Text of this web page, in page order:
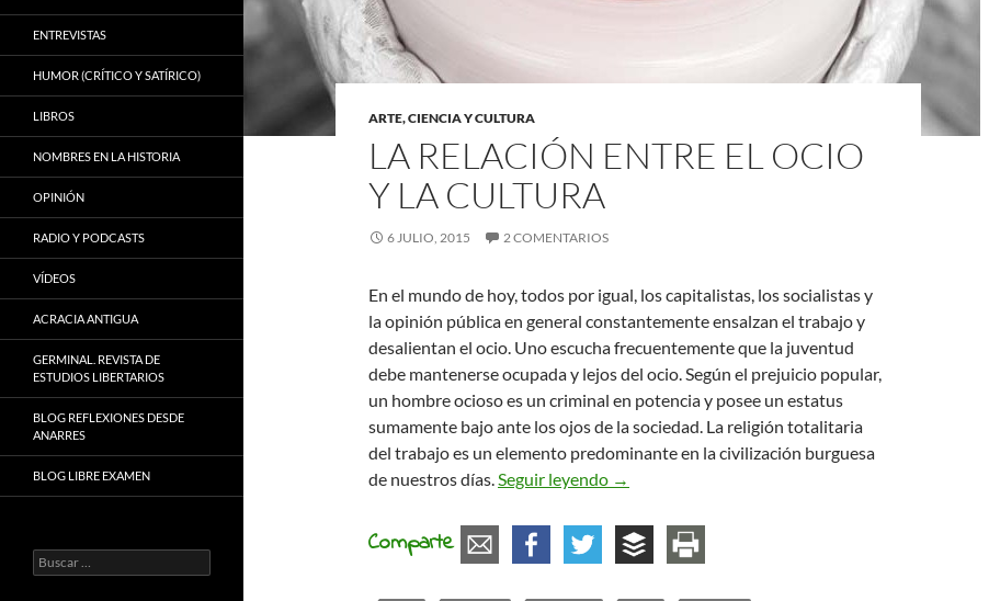
ARTE, CIENCIA Y CULTURA
LA RELACIÓN ENTRE EL OCIO
Y LA CULTURA
6 JULIO, 2015 2 COMENTARIOS
En el mundo de hoy, todos por igual, los capitalistas, los socialistas y
la opinión pública en general constantemente ensalzan el trabajo y
desalientan el ocio. Uno escucha frecuentemente que la juventud
debe mantenerse ocupada y lejos del ocio. Según el prejuicio popular,
un hombre ocioso es un criminal en potencia y posee un estatus
sumamente bajo ante los ojos de la sociedad. La religión totalitaria
del trabajo es un elemento predominante en la civilización burguesa
de nuestros días.Seguir leyendo La relación entre el ocio y la cultura
→
Comparte
ENTREVISTAS
HUMOR (CRÍTICO Y SATÍRICO)
LIBROS
NOMBRES EN LA HISTORIA
OPINIÓN
RADIO Y PODCASTS
VÍDEOS
ACRACIA ANTIGUA
GERMINAL. REVISTA DE
ESTUDIOS LIBERTARIOS
BLOG REFLEXIONES DESDE
ANARRES
BLOG LIBRE EXAMEN
Buscar: